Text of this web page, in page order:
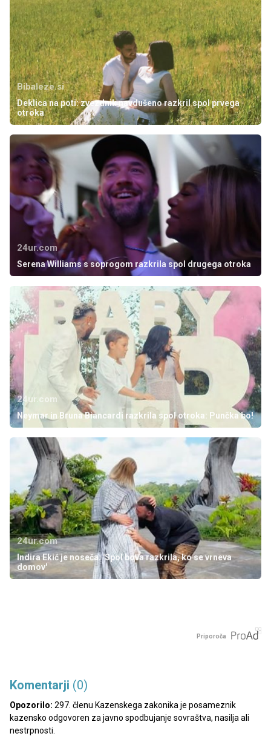
Bibaleze.si
Deklica na poti: zvezdnik navdušeno razkril spol prvega
otroka
24ur.com
Serena Williams s soprogom razkrila spol drugega otroka
24ur.com
Neymar in Bruna Biancardi razkrila spol otroka: Punčka bo!
24ur.com
Indira Ekić je noseča: 'Spol bova razkrila, ko se vrneva
domov'
Priporoča
Komentarji (0)
Opozorilo: 297. členu Kazenskega zakonika je posameznik
kazensko odgovoren za javno spodbujanje sovraštva, nasilja ali
nestrpnosti.